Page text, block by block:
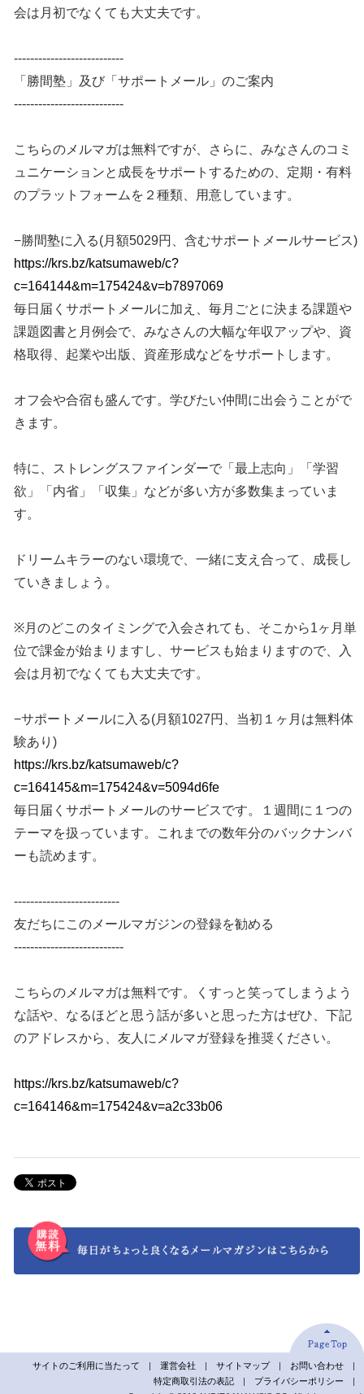
会は月初でなくても大丈夫です。
---------------------------
「勝間塾」及び「サポートメール」のご案内
---------------------------
こちらのメルマガは無料ですが、さらに、みなさんのコミ
ュニケーションと成長をサポートするための、定期・有料
のプラットフォームを２種類、用意しています。
−勝間塾に入る(月額5029円、含むサポートメールサービス)
https://krs.bz/katsumaweb/c?
c=164144&m=175424&v=b7897069
毎日届くサポートメールに加え、毎月ごとに決まる課題や
課題図書と月例会で、みなさんの大幅な年収アップや、資
格取得、起業や出版、資産形成などをサポートします。
オフ会や合宿も盛んです。学びたい仲間に出会うことがで
きます。
特に、ストレングスファインダーで「最上志向」「学習
欲」「内省」「収集」などが多い方が多数集まっていま
す。
ドリームキラーのない環境で、一緒に支え合って、成長し
ていきましょう。
※月のどこのタイミングで入会されても、そこから1ヶ月単
位で課金が始まりますし、サービスも始まりますので、入
会は月初でなくても大丈夫です。
−サポートメールに入る(月額1027円、当初１ヶ月は無料体
験あり)
https://krs.bz/katsumaweb/c?
c=164145&m=175424&v=5094d6fe
毎日届くサポートメールのサービスです。１週間に１つの
テーマを扱っています。これまでの数年分のバックナンバ
ーも読めます。
--------------------------
友だちにこのメールマガジンの登録を勧める
---------------------------
こちらのメルマガは無料です。くすっと笑ってしまうよう
な話や、なるほどと思う話が多いと思った方はぜひ、下記
のアドレスから、友人にメルマガ登録を推奨ください。
https://krs.bz/katsumaweb/c?
c=164146&m=175424&v=a2c33b06
お問い合わせ |
サイトマップ|
運営会社 |
サイトのご利用に当たって |
プライバシーポリシー |
特定商取引法の表記 |